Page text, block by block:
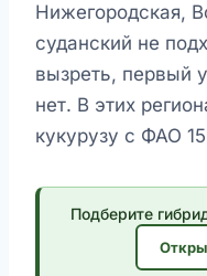
Нижегородская,
суданский не
вызреть, первый
нет. В этих
кукурузу с ФАО
Подберите